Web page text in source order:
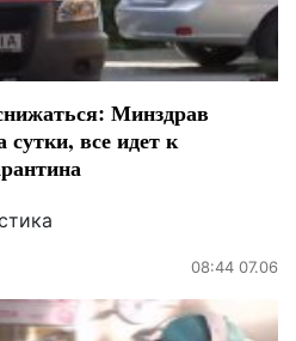
Минздрав
сутки, все идет к
08:44 07.06